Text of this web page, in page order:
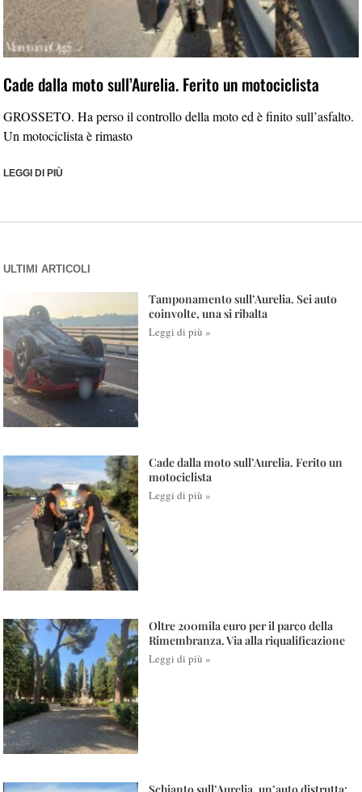
Cade dalla moto sull’Aurelia. Ferito un motociclista
GROSSETO. Ha perso il controllo della moto ed è finito sull’asfalto.
Un motociclista è rimasto
LEGGI DI PIÙ
ULTIMI ARTICOLI
Tamponamento sull’Aurelia. Sei auto
coinvolte, una si ribalta
Leggi di più »
Cade dalla moto sull’Aurelia. Ferito un
motociclista
Leggi di più »
Oltre 200mila euro per il parco della
Rimembranza. Via alla riqualificazione
Leggi di più »